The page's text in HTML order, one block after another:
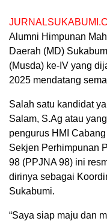
Alumni Himpunan
Daerah (MD)
(Musda) ke-IV yang
2025 mendatang
Salah satu kandidat
Salam, S.Ag atau
pengurus HMI
Sekjen Perhimpunan
98 (PPJNA 98) ini
dirinya sebagai
Sukabumi.
“Saya siap maju dan